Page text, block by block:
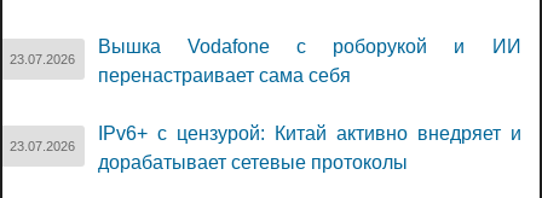
23.07.2026
Вышка Vodafone с роборукой и ИИ
перенастраивает сама себя
23.07.2026
IPv6+ с цензурой: Китай активно внедряет и
дорабатывает сетевые протоколы